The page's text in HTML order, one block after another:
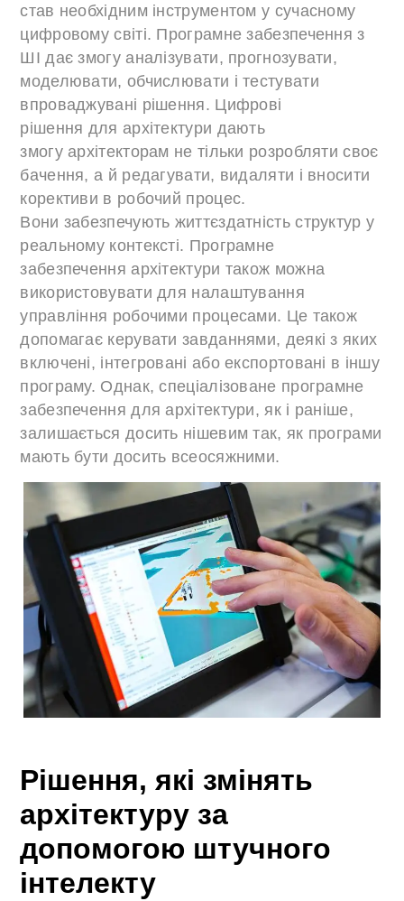
став необхідним інструментом у сучасному
цифровому світі. Програмне забезпечення з
ШІ дає змогу аналізувати, прогнозувати,
моделювати, обчислювати і тестувати
впроваджувані рішення. Цифрові
рішення для архітектури дають
змогу архітекторам не тільки розробляти своє
бачення, а й редагувати, видаляти і вносити
корективи в робочий процес.
Вони забезпечують життєздатність структур у
реальному контексті. Програмне
забезпечення архітектури також можна
використовувати для налаштування
управління робочими процесами. Це також
допомагає керувати завданнями, деякі з яких
включені, інтегровані або експортовані в іншу
програму. Однак, спеціалізоване програмне
забезпечення для архітектури, як і раніше,
залишається досить нішевим так, як програми
мають бути досить всеосяжними.
Рішення, які змінять
архітектуру за
допомогою штучного
інтелекту